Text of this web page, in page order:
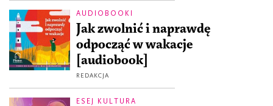
AUDIOBOOKI
Jak zwolnić i naprawdę
odpocząć w wakacje
[audiobook]
REDAKCJA
ESEJ KULTURA